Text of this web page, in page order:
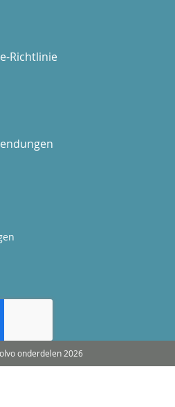
Richtlinie
onderdelen 2026